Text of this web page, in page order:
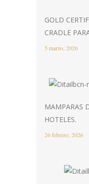
GOLD
CRADLE
5 marzo, 2026
MAMPARAS
HOTELES.
26 febrero, 2026